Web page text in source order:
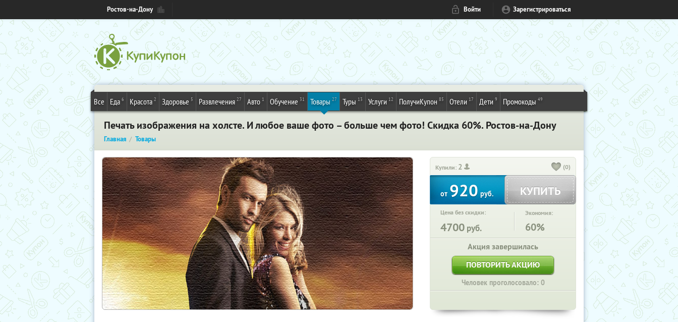
Ростов-на-Дону Войти Зарегистрироваться
Все Еда 6 Красота 2 Здоровье 5 Развлечения 27 Авто 1 Обучение 31 Товары 27 Туры 13 Услуги 12 ПолучиКупон 85 Отели 17 Дети 9 Промокоды 49
Печать изображения на холсте. И любое ваше фото – больше чем фото! Скидка 60%. Ростов-на-Дону
Главная Товары
Купили: 2 (0)
от920руб. КУПИТЬ
Цена без скидки:
4700 руб.
Экономия:
60%
Акция завершилась
ПОВТОРИТЬ АКЦИЮ
Человек проголосовало: 0